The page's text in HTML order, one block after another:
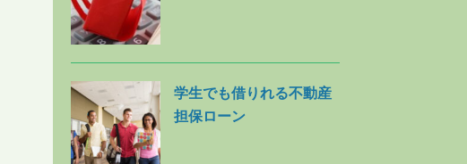
学生でも借りれる不動産
担保ローン